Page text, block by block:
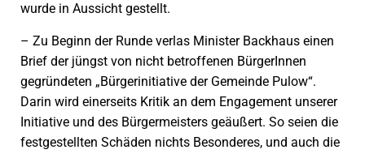
wurde in Aussicht gestellt.
– Zu Beginn der Runde verlas Minister Backhaus einen
Brief der jüngst von nicht betroffenen BürgerInnen
gegründeten „Bürgerinitiative der Gemeinde Pulow“.
Darin wird einerseits Kritik an dem Engagement unserer
Initiative und des Bürgermeisters geäußert. So seien die
festgestellten Schäden nichts Besonderes, und auch die